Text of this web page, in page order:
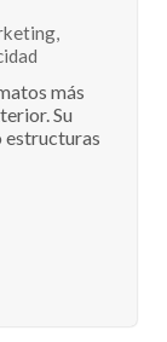
,
más
Su
estructuras